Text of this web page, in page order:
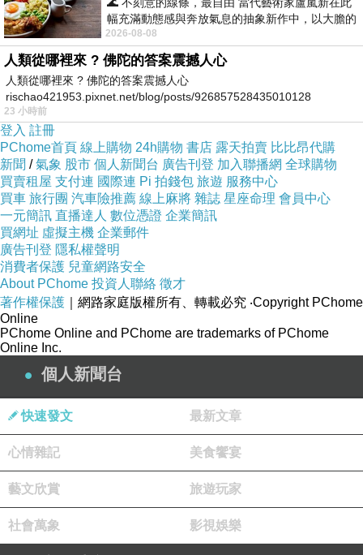
冰藍北極
2008-07-14 15:41:14
以前的廣告比較會說故事呢！(差點飆淚.....Q_Q)
現在的廣告只是疲勞的資訊轟炸.....
謎之音~~~周潤發好帥啊！吳倩蓮好漂亮哦！
版主回應
請常常來喔!
2008-07-21 12:22:14
幅充滿動態感與奔放氣息的抽象新作中，以大膽的
藍色顏料在白色畫布上揮灑、壓印與流淌
2026-08-08
人類從哪裡來 ? 佛陀的答案震撼人心
人類從哪裡來 ? 佛陀的答案震撼人心
rischao421953.pixnet.net/blog/posts/926857528435010128
23 小時前
登入 註冊
PChome首頁 線上購物 24h購物 書店 露天拍賣 比比昂代購
新聞 /氣象 股市 個人新聞台 廣告刊登 加入聯播網 全球購物
買賣租屋 支付連 國際連 Pi 拍錢包 旅遊 服務中心
買車 旅行團 汽車險推薦 線上麻將 雜誌 星座命理 會員中心
一元簡訊 直播達人 數位憑證 企業簡訊
買網址 虛擬主機 企業郵件
廣告刊登 隱私權聲明
消費者保護 兒童網路安全
About PChome 投資人聯絡 徵才
著作權保護 ｜網路家庭版權所有、轉載必究 ‧Copyright PChome
Online
PChome Online and PChome are trademarks of PChome
Online Inc.
個人新聞台
快速發文 最新文章
心情雜記 美食饗宴
藝文欣賞 旅遊玩家
社會萬象 影視娛樂